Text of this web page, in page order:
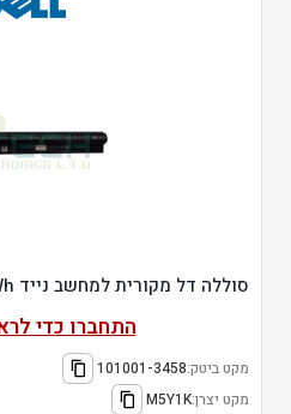
סוללה דל מקורית למחשב נייד Dell Vostro 3458 40Wh
התחברו כדי
מקט ביטק:101001-3458
מקט יצרן:M5Y1K